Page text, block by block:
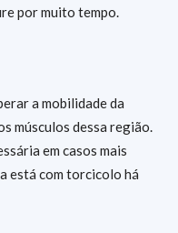
por muito tempo.
a mobilidade da
músculos dessa região.
em casos mais
está com torcicolo há